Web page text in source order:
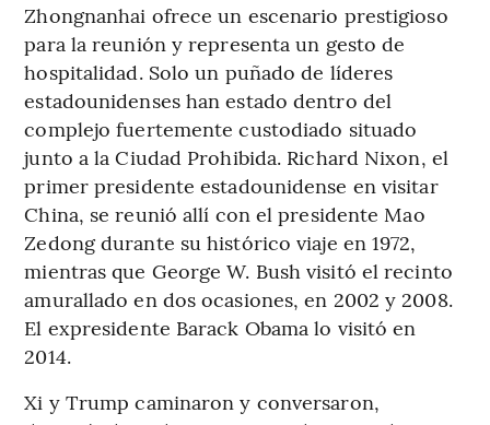
Zhongnanhai ofrece un escenario prestigioso
para la reunión y representa un gesto de
hospitalidad. Solo un puñado de líderes
estadounidenses han estado dentro del
complejo fuertemente custodiado situado
junto a la Ciudad Prohibida. Richard Nixon, el
primer presidente estadounidense en visitar
China, se reunió allí con el presidente Mao
Zedong durante su histórico viaje en 1972,
mientras que George W. Bush visitó el recinto
amurallado en dos ocasiones, en 2002 y 2008.
El expresidente Barack Obama lo visitó en
2014.
Xi y Trump caminaron y conversaron,